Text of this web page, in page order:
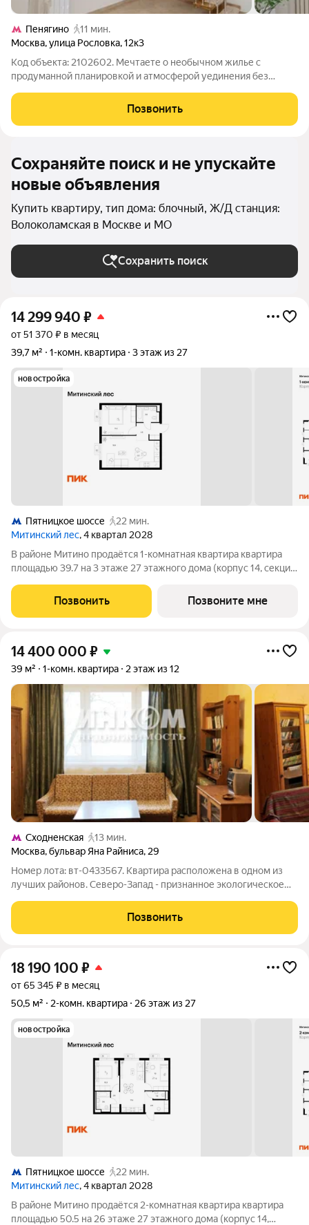
Пенягино
11 мин.
Москва,улица Рословка,12к3
Код объекта: 2102602. Мечтаете о необычном жилье с
продуманной планировкой и атмосферой уединения без
вниманию уникальную двухуровневую квартиру в
престижном посёлке «Митинский Оазис-2». Это не
Позвонить
Сохраняйте поиск и не упускайте
новые объявления
Купить квартиру, тип дома: блочный, Ж/Д станция:
Волоколамская в Москве и МО
Сохранить поиск
14 299 940 ₽
от 51 370 ₽ в месяц
39,7 м²
1-комн. квартира 3 этаж из 27
новостройка
Пятницкое шоссе
22 мин.
Митинский лес, 4 квартал 2028
В районе Митино продаётся 1-комнатная квартира квартира
площадью 39.7 на 3 этаже 27 этажного дома (корпус 14, секция
минут пешком до станции метро «Пятницкое шоссе». 8 минут
на автомобиле до
Позвонить Позвоните мне
14 400 000 ₽
39 м² 1-комн. квартира 2 этаж из 12
Сходненская
13 мин.
Москва,бульвар Яна Райниса, 29
Номер лота: вт-0433567. Квартира расположена в одном из
лучших районов. Северо-Запад - признанное экологическое
исторический парк "Тушинский", включающий "Сходненскую
чашу" - региональный памятник
Позвонить
18 190 100 ₽
от 65 345 ₽ в месяц
50,5 м²
2-комн. квартира 26 этаж из 27
новостройка
Пятницкое шоссе
22 мин.
Митинский лес, 4 квартал 2028
В районе Митино продаётся 2-комнатная квартира квартира
площадью 50.5 на 26 этаже 27 этажного дома (корпус 14,